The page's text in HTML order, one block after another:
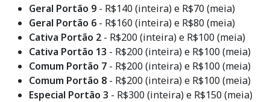
Geral Portão 9 - R$140 (inteira) e R$70 (meia)
Geral Portão 6 - R$160 (inteira) e R$80 (meia)
Cativa Portão 2 - R$200 (inteira) e R$100 (meia)
Cativa Portão 13 - R$200 (inteira) e R$100 (meia)
Comum Portão 7 - R$200 (inteira) e R$100 (meia)
Comum Portão 8 - R$200 (inteira) e R$100 (meia)
Especial Portão 3 - R$300 (inteira) e R$150 (meia)